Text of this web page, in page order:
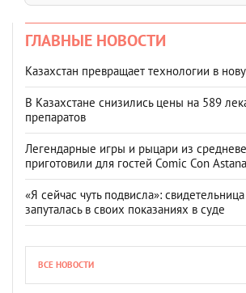
ГЛАВНЫЕ НОВОСТИ
Казахстан превращает технологии в
В Казахстане снизились цены на 589
препаратов
Легендарные игры и рыцари из
приготовили для гостей Comic Con
«Я сейчас чуть подвисла»:
запуталась в своих показаниях в суде
ВСЕ НОВОСТИ